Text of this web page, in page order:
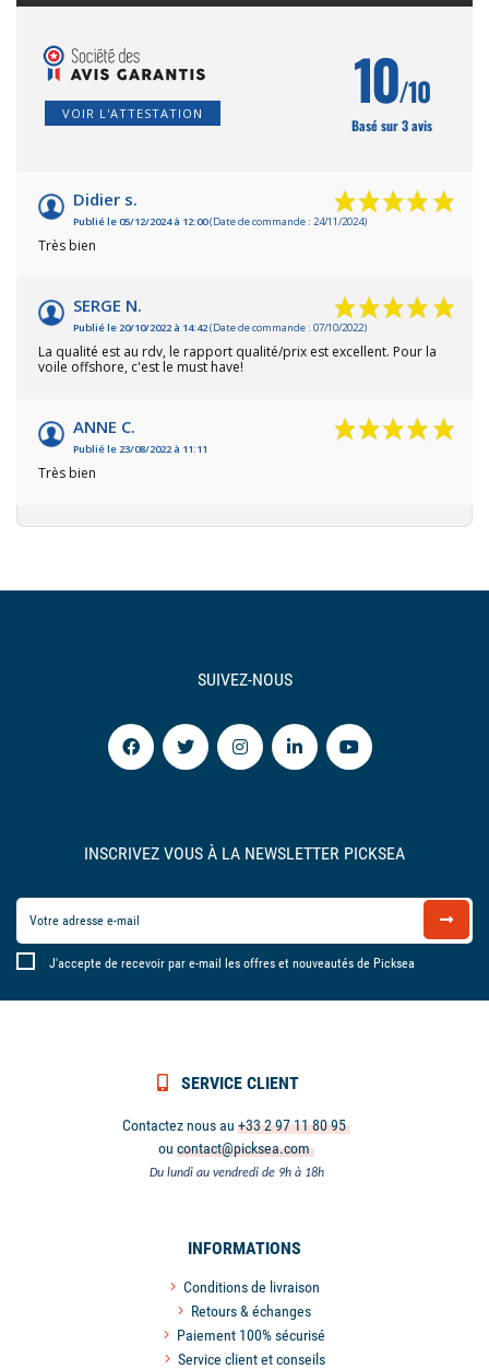
VOIR L'ATTESTATION 10/10
Basé sur 3 avis
Didier s.
Publié le 05/12/2024 à 12:00(Date de commande : 24/11/2024)
Très bien
SERGE N.
Publié le 20/10/2022 à 14:42(Date de commande : 07/10/2022)
La qualité est au rdv, le rapport qualité/prix est excellent. Pour la
voile offshore, c'est le must have!
ANNE C.
Publié le 23/08/2022 à 11:11
Très bien
SUIVEZ-NOUS
INSCRIVEZ VOUS À LA NEWSLETTER PICKSEA
J'accepte de recevoir par e-mail les offres et nouveautés de Picksea
SERVICE CLIENT
Contactez nous au +33 2 97 11 80 95
ou contact@picksea.com
Du lundi au vendredi de 9h à 18h
INFORMATIONS
Conditions de livraison
Retours & échanges
Paiement 100% sécurisé
Service client et conseils